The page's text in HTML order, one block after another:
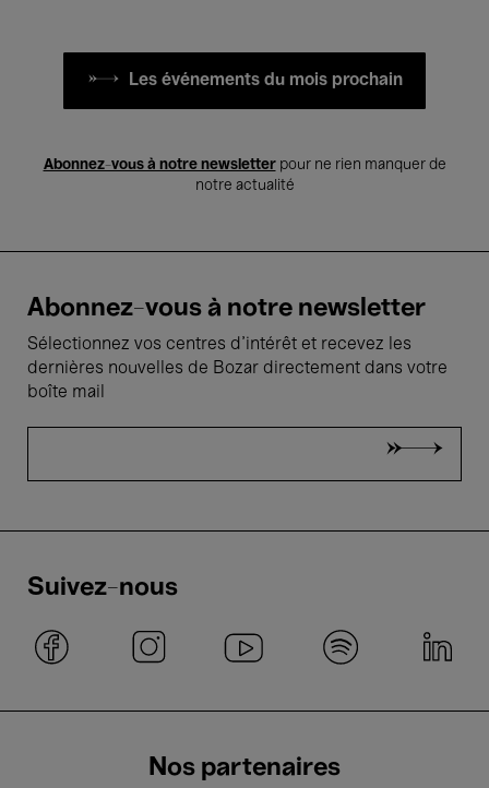
Les événements du mois prochain
Abonnez-vous à notre newsletterpour ne rien manquer de
notre actualité
Abonnez-vous à notre newsletter
Sélectionnez vos centres d'intérêt et recevez les
dernières nouvelles de Bozar directement dans votre
boîte mail
Suivez-nous
Nos partenaires